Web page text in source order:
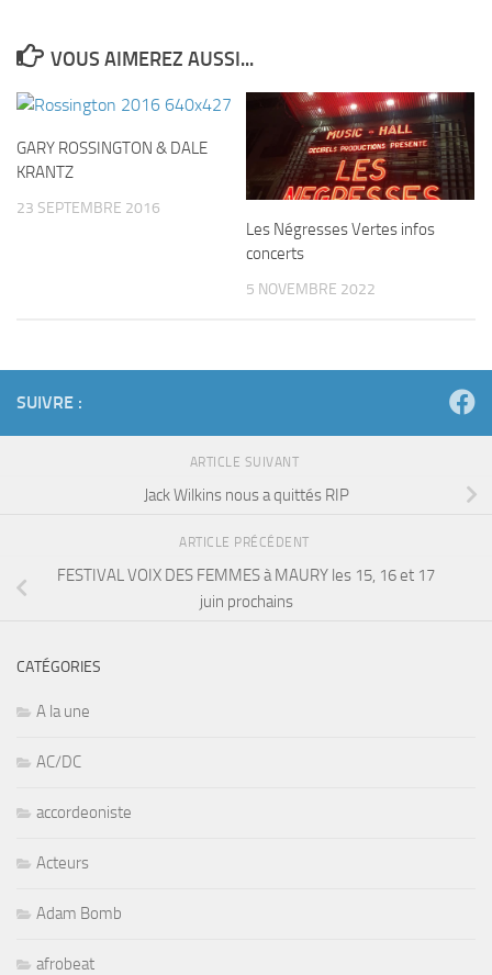
VOUS AIMEREZ AUSSI...
GARY ROSSINGTON & DALE
KRANTZ
23 SEPTEMBRE 2016
Les Négresses Vertes infos
concerts
5 NOVEMBRE 2022
SUIVRE :
ARTICLE SUIVANT
Jack Wilkins nous a quittés RIP
ARTICLE PRÉCÉDENT
FESTIVAL VOIX DES FEMMES à MAURY les 15, 16 et 17
juin prochains
CATÉGORIES
A la une
AC/DC
accordeoniste
Acteurs
Adam Bomb
afrobeat